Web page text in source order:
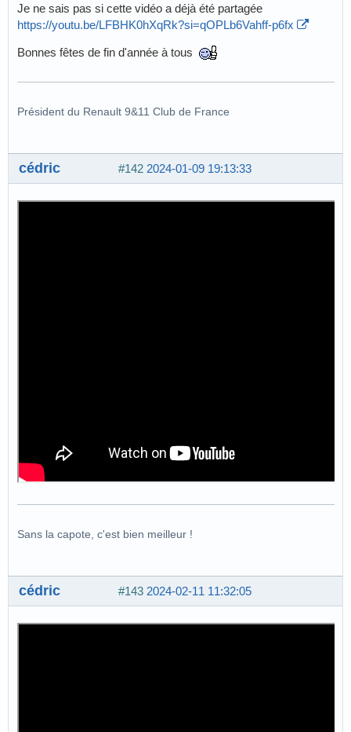
Je ne sais pas si cette vidéo a déjà été partagée
https://youtu.be/LFBHK0hXqRk?si=qOPLb6Vahff-p6fx
Bonnes fêtes de fin d'année à tous
Président du Renault 9&11 Club de France
#142 2024-01-09 19:13:33
cédric
Sans la capote, c'est bien meilleur !
#143 2024-02-11 11:32:05
cédric